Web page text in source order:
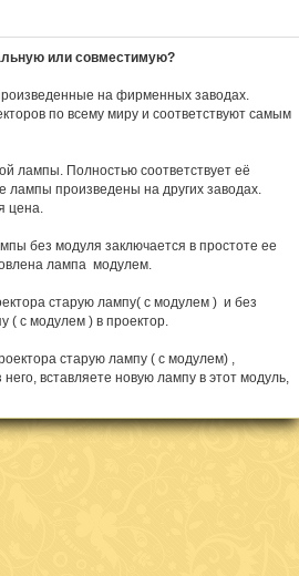
или совместимую?
на фирменных заводах.
по всему миру и соответствуют самым
лампы. Полностью соответствует её
лампы произведены на других заводах.
цена.
без модуля заключается в простоте ее
лампа модулем.
старую лампу( с модулем ) и без
( с модулем ) в проектор.
старую лампу ( с модулем) ,
вставляете новую лампу в этот модуль,